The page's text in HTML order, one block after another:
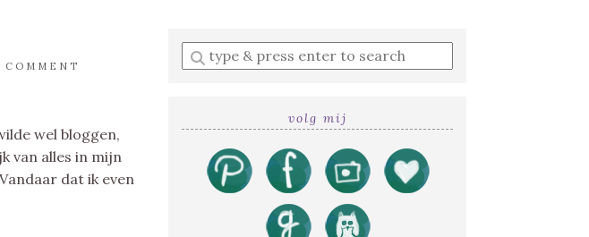
COMMENT
wel bloggen,
van alles in mijn
dat ik even
Enter
a
volg mij